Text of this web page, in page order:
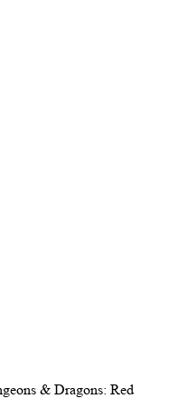
& Dragons: Red